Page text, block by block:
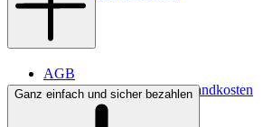
AGB
Lieferbedingungen & Versandkosten
Bezahlung
Ganz einfach und sicher bezahlen